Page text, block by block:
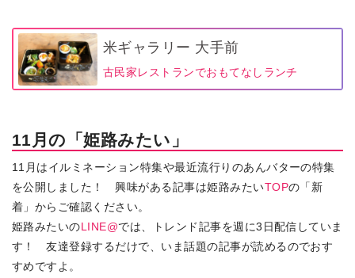
米ギャラリー 大手前
古民家レストランでおもてなしランチ
11月の「姫路みたい」
11月はイルミネーション特集や最近流行りのあんバターの特集
を公開しました！ 興味がある記事は姫路みたいTOPの「新
着」からご確認ください。
姫路みたいのLINE@では、トレンド記事を週に3日配信していま
す！ 友達登録するだけで、いま話題の記事が読めるのでおす
すめですよ。